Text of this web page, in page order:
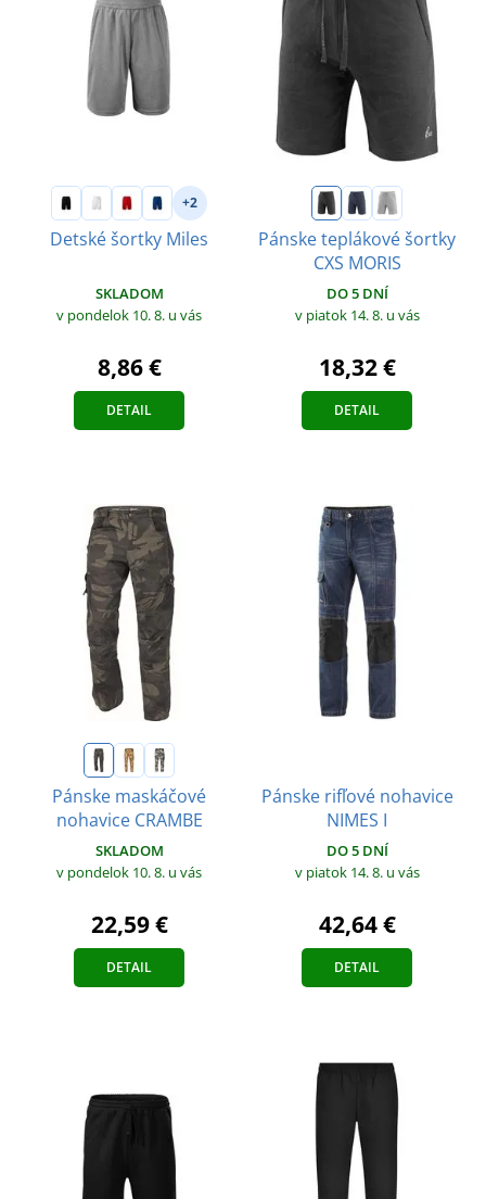
+2
Detské šortky Miles
SKLADOM
v pondelok 10. 8. u vás
8,86 €
DETAIL
Pánske teplákové šortky
CXS MORIS
DO 5 DNÍ
v piatok 14. 8. u vás
18,32 €
DETAIL
Pánske maskáčové
nohavice CRAMBE
SKLADOM
v pondelok 10. 8. u vás
22,59 €
DETAIL
Pánske rifľové nohavice
NIMES I
DO 5 DNÍ
v piatok 14. 8. u vás
42,64 €
DETAIL